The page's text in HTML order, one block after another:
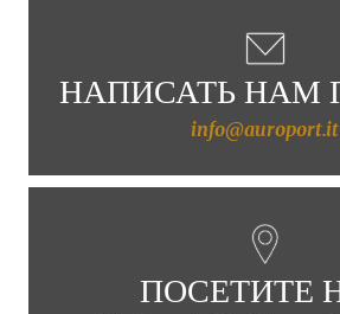
НАПИСАТЬ НАМ
info@auroport.it
ПОСЕТИТЕ